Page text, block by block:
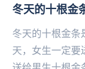
冬天的十根金
冬天的十根金条
天，女生一定要